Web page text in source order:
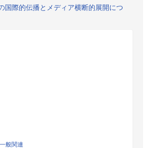
国際的伝播とメディア横断的展開につ
般関連